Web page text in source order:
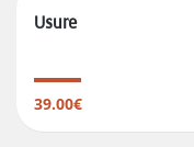
Usure
39.00€